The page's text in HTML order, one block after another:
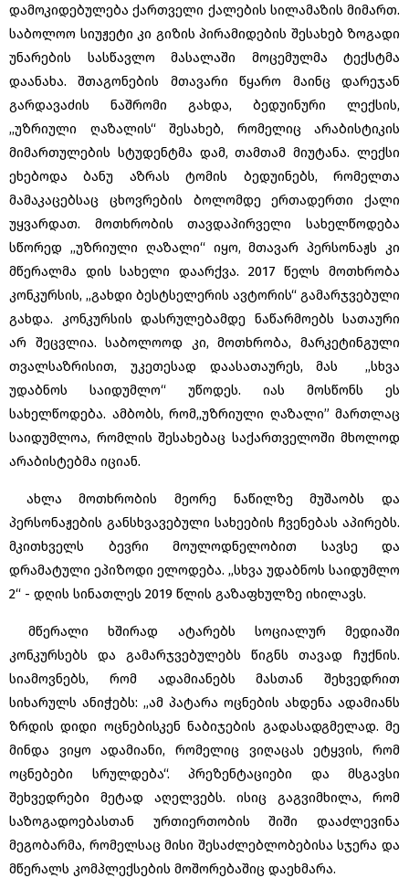
დამოკიდებულება ქართველი ქალების სილამაზის მიმართ.
საბოლოო სიუჟეტი კი გიზის პირამიდების შესახებ ზოგადი
უნარების სასწავლო მასალაში მოცემულმა ტექსტმა
დაანახა. შთაგონების მთავარი წყარო მაინც დარეჯან
გარდავაძის ნაშრომი გახდა, ბედუინური ლექსის,
,,უზრიული ღაზალის“ შესახებ, რომელიც არაბისტიკის
მიმართულების სტუდენტმა დამ, თამთამ მიუტანა. ლექსი
ეხებოდა ბანუ აზრას ტომის ბედუინებს, რომელთა
მამაკაცებსაც ცხოვრების ბოლომდე ერთადერთი ქალი
უყვარდათ. მოთხრობის თავდაპირველი სახელწოდება
სწორედ ,,უზრიული ღაზალი“ იყო, მთავარ პერსონაჟს კი
მწერალმა დის სახელი დაარქვა. 2017 წელს მოთხრობა
კონკურსის, ,,გახდი ბესტსელერის ავტორის“ გამარჯვებული
გახდა. კონკურსის დასრულებამდე ნაწარმოებს სათაური
არ შეცვლია. საბოლოოდ კი, მოთხრობა, მარკეტინგული
თვალსაზრისით, უკეთესად დაასათაურეს, მას ,,სხვა
უდაბნოს საიდუმლო“ უწოდეს. იას მოსწონს ეს
სახელწოდება. ამბობს, რომ,,უზრიული ღაზალი” მართლაც
საიდუმლოა, რომლის შესახებაც საქართველოში მხოლოდ
არაბისტებმა იციან.
ახლა მოთხრობის მეორე ნაწილზე მუშაობს და
პერსონაჟების განსხვავებული სახეების ჩვენებას აპირებს.
მკითხველს ბევრი მოულოდნელობით სავსე და
დრამატული ეპიზოდი ელოდება. ,,სხვა უდაბნოს საიდუმლო
2“ - დღის სინათლეს 2019 წლის გაზაფხულზე იხილავს.
მწერალი ხშირად ატარებს სოციალურ მედიაში
კონკურსებს და გამარჯვებულებს წიგნს თავად ჩუქნის.
სიამოვნებს, რომ ადამიანებს მასთან შეხვედრით
სიხარულს ანიჭებს: ,,ამ პატარა ოცნების ახდენა ადამიანს
ზრდის დიდი ოცნებისკენ ნაბიჯების გადასადგმელად. მე
მინდა ვიყო ადამიანი, რომელიც ვიღაცას ეტყვის, რომ
ოცნებები სრულდება“. პრეზენტაციები და მსგავსი
შეხვედრები მეტად აღელვებს. ისიც გაგვიმხილა, რომ
საზოგადოებასთან ურთიერთობის შიში დააძლევინა
მეგობარმა, რომელსაც მისი შესაძლებლობებისა სჯერა და
მწერალს კომპლექსების მოშორებაშიც დაეხმარა.